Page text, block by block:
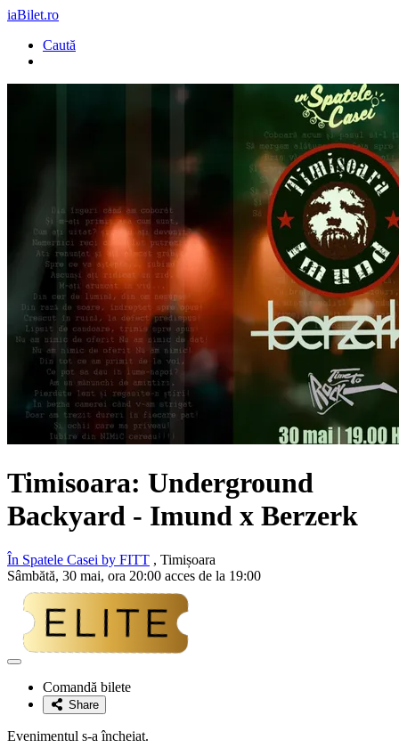
iaBilet.ro
Caută
Timisoara: Underground
Backyard - Imund x Berzerk
În Spatele Casei by FITT , Timișoara
Sâmbătă, 30 mai, ora 20:00 acces de la 19:00
Adaugă
favoriteComandă bilete
Share
Evenimentul s-a încheiat.